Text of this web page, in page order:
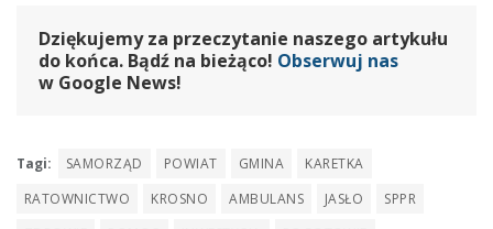
Dziękujemy za przeczytanie naszego artykułu
do końca. Bądź na bieżąco! Obserwuj nas
w Google News!
Tagi: SAMORZĄD POWIAT GMINA
KARETKA
RATOWNICTWO
KROSNO AMBULANS JASŁO
SPPR